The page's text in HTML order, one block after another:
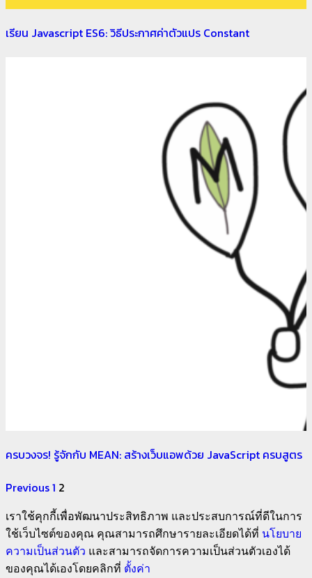
เรียน Javascript ES6: วิธีประกาศค่าตัวแปร Constant
ครบวงจร! รู้จักกับ MEAN: สร้างเว็บแอพด้วย JavaScript ครบสูตร
Previous1 2
เราใช้คุกกี้เพื่อพัฒนาประสิทธิภาพ และประสบการณ์ที่ดีในการ
ใช้เว็บไซต์ของคุณ คุณสามารถศึกษารายละเอียดได้ที่ นโยบาย
ความเป็นส่วนตัว และสามารถจัดการความเป็นส่วนตัวเองได้
ของคุณได้เองโดยคลิกที่ ตั้งค่า